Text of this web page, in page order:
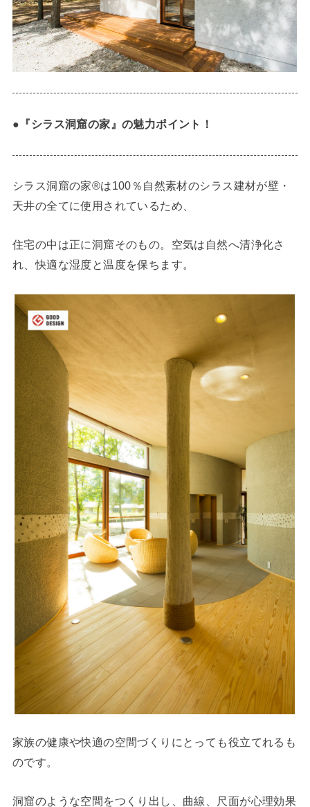
●『シラス洞窟の家』の魅力ポイント！
シラス洞窟の家®は100％自然素材のシラス建材が壁・
天井の全てに使用されているため、
住宅の中は正に洞窟そのもの。空気は自然へ清浄化さ
れ、快適な湿度と温度を保ちます。
家族の健康や快適の空間づくりにとっても役立てれるも
のです。
洞窟のような空間をつくり出し、曲線、尺面が心理効果